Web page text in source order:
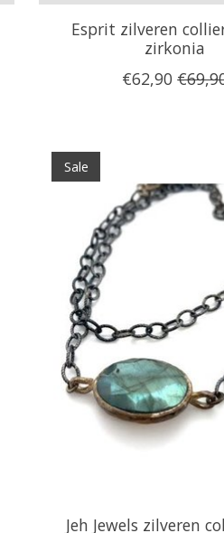
Esprit zilveren
zirkonia
€62,90
Sale
Jeh Jewels zilveren